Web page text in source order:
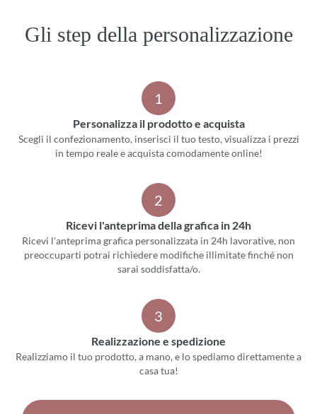
Gli step della personalizzazione
1
Personalizza il prodotto e acquista
Scegli il confezionamento, inserisci il tuo testo, visualizza i prezzi
in tempo reale e acquista comodamente online!
2
Ricevi l'anteprima della grafica in 24h
Ricevi l'anteprima grafica personalizzata in 24h lavorative, non
preoccuparti potrai richiedere modifiche illimitate finché non
sarai soddisfatta/o.
3
Realizzazione e spedizione
Realizziamo il tuo prodotto, a mano, e lo spediamo direttamente a
casa tua!